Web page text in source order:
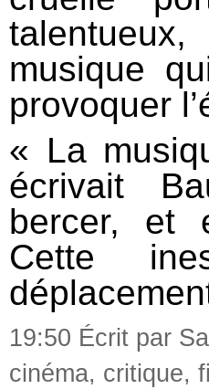
musique
provoquer
« La
écrivait
bercer, et
Cette
19:50 Écrit par
cinéma, critique,